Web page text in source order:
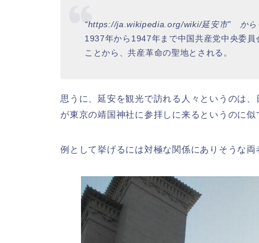
“https://ja.wikipedia.org/wiki/延安市” から
1937年から1947年まで中国共産党中央委員
ことから、共産革命の聖地とされる。
思うに、延安を観光で訪れる人々というのは
が東京の靖国神社に参拝しに来るというのに似
例として挙げるには対極な関係にありそうな